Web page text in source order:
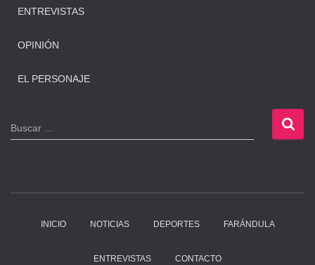
ENTREVISTAS
OPINIÓN
EL PERSONAJE
B
u
Buscar …
INICIO NOTICIAS DEPORTES FARÁNDULA
ENTREVISTAS CONTACTO